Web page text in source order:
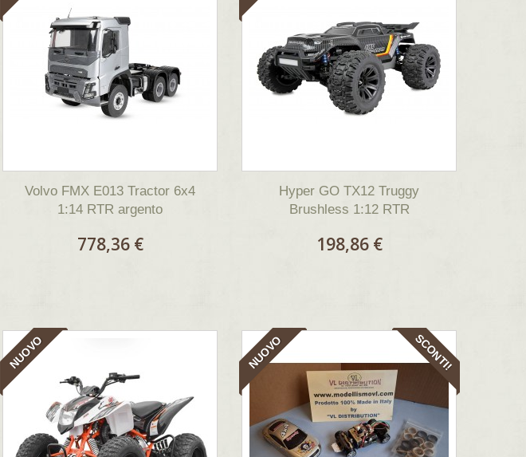
Volvo FMX E013 Tractor 6x4
1:14 RTR argento
778,36 €
Hyper GO TX12 Truggy
Brushless 1:12 RTR
198,86 €
NUOVO NUOVO SCONTI!